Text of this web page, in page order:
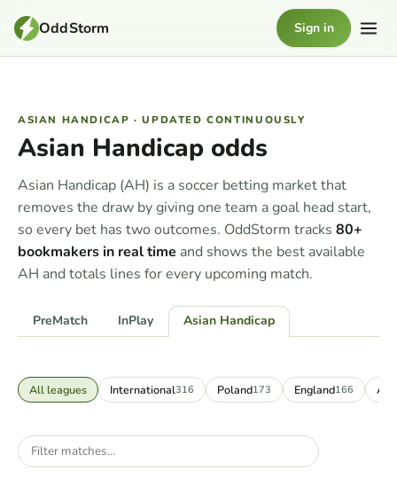
OddStorm Sign in
ASIAN HANDICAP · UPDATED CONTINUOUSLY
Asian Handicap odds
Asian Handicap (AH) is a soccer betting market that
removes the draw by giving one team a goal head start,
so every bet has two outcomes. OddStorm tracks 80+
bookmakers in real time and shows the best available
AH and totals lines for every upcoming match.
PreMatch InPlay Asian Handicap
All leagues International316 Poland173 England166